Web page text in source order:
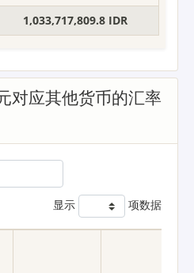
1,033,717,809.8 IDR
对应其他货币的汇率
显示 项数据